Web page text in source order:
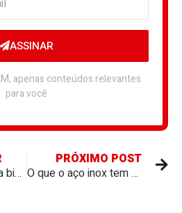
ASSINAR
apenas conteúdos relevantes
para você
O aço inoxidável na biotecnologia
PRÓXIMO POST
O que o aço inox tem a ver com a qualidade do leite?